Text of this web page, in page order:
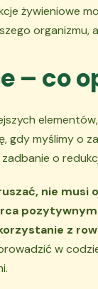
żywieniowe
– co
gdy myślimy o
o
nie
z
w